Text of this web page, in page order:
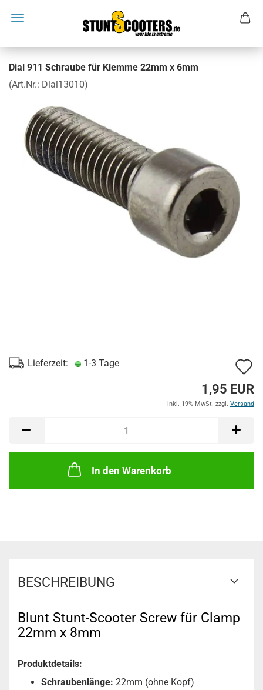
Dial 911 Schraube für Klemme 22mm x 6mm
(Art.Nr.: Dial13010)
Lieferzeit: 1-3 Tage
1,95 EUR
inkl. 19% MwSt. zzgl. Versand
In den Warenkorb
BESCHREIBUNG
Blunt Stunt-Scooter Screw für Clamp
22mm x 8mm
Produktdetails:
Schraubenlänge: 22mm (ohne Kopf)